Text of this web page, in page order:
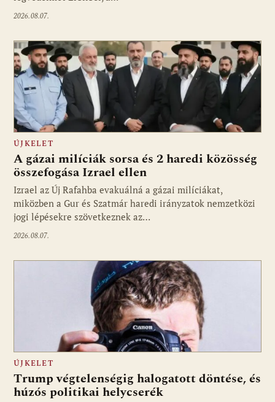
2026.08.07.
ÚJKELET
A gázai milíciák sorsa és 2 haredi közösség
összefogása Izrael ellen
Izrael az Új Rafahba evakuálná a gázai milíciákat,
miközben a Gur és Szatmár haredi irányzatok nemzetközi
jogi lépésekre szövetkeznek az…
2026.08.07.
ÚJKELET
Trump végtelenségig halogatott döntése, és
húzós politikai helycserék